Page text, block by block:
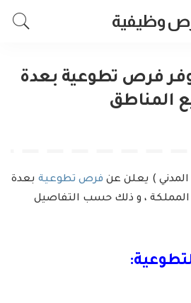
وظيفية
فرص تطوعية بعدة
المناطق
المدني ) يعلن عن فرص تطوعية بعدة
، و ذلك حسب التفاصيل